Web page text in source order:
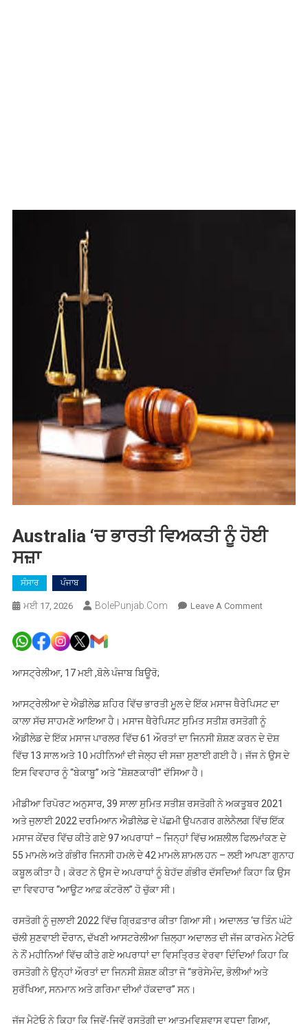
Australia ‘ਚ ਭਾਰਤੀ ਵਿਅਕਤੀ ਨੂੰ ਹੋਈ
ਸਜ਼ਾ
ਸੰਸਾਰ ਪੰਜਾਬ
ਮਈ 17, 2026 BolePunjab.com Leave A CommentOn
ਹੋਈ
ਸਜ਼ਾ
ਆਸਟ੍ਰੇਲੀਆ, 17 ਮਈ ,ਬੋਲੇ ਪੰਜਾਬ ਬਿਊਰੋ;
ਆਸਟ੍ਰੇਲੀਆ ਦੇ ਐਡੀਲੇਡ ਸ਼ਹਿਰ ਵਿੱਚ ਭਾਰਤੀ ਮੂਲ ਦੇ ਇੱਕ ਮਸਾਜ ਥੈਰੇਪਿਸਟ ਦਾ
ਕਾਲਾ ਸੱਚ ਸਾਹਮਣੇ ਆਇਆ ਹੈ। ਮਸਾਜ ਥੈਰੇਪਿਸਟ ਸੁਮਿਤ ਸਤੀਸ਼ ਰਸਤੋਗੀ ਨੂੰ
ਐਡੀਲੇਡ ਦੇ ਇੱਕ ਮਸਾਜ ਪਾਰਲਰ ਵਿੱਚ 61 ਔਰਤਾਂ ਦਾ ਜਿਨਸੀ ਸ਼ੋਸ਼ਣ ਕਰਨ ਦੇ ਦੋਸ਼
ਵਿੱਚ 13 ਸਾਲ ਅਤੇ 10 ਮਹੀਨਿਆਂ ਦੀ ਜੇਲ੍ਹ ਦੀ ਸਜ਼ਾ ਸੁਣਾਈ ਗਈ ਹੈ। ਜੱਜ ਨੇ ਉਸ ਦੇ
ਇਸ ਵਿਵਹਾਰ ਨੂੰ “ਬੇਕਾਬੂ” ਅਤੇ “ਸ਼ੋਸ਼ਣਕਾਰੀ” ਦੱਸਿਆ ਹੈ।
ਮੀਡੀਆ ਰਿਪੋਰਟ ਅਨੁਸਾਰ, 39 ਸਾਲਾ ਸੁਮਿਤ ਸਤੀਸ਼ ਰਸਤੋਗੀ ਨੇ ਅਕਤੂਬਰ 2021
ਅਤੇ ਜੁਲਾਈ 2022 ਦਰਮਿਆਨ ਐਡੀਲੇਡ ਦੇ ਪੱਛਮੀ ਉਪਨਗਰ ਗਲੇਨੈਲਗ ਵਿੱਚ ਇੱਕ
ਮਸਾਜ ਕੇਂਦਰ ਵਿੱਚ ਕੀਤੇ ਗਏ 97 ਅਪਰਾਧਾਂ – ਜਿਨ੍ਹਾਂ ਵਿੱਚ ਅਸ਼ਲੀਲ ਫਿਲਮਾਂਕਣ ਦੇ
55 ਮਾਮਲੇ ਅਤੇ ਗੰਭੀਰ ਜਿਨਸੀ ਹਮਲੇ ਦੇ 42 ਮਾਮਲੇ ਸ਼ਾਮਲ ਹਨ – ਲਈ ਆਪਣਾ ਗੁਨਾਹ
ਕਬੂਲ ਕੀਤਾ ਹੈ। ਕੋਰਟ ਨੇ ਉਸ ਦੇ ਅਪਰਾਧਾਂ ਨੂੰ ਬੇਹੱਦ ਗੰਭੀਰ ਦੱਸਦਿਆਂ ਕਿਹਾ ਕਿ ਉਸ
ਦਾ ਵਿਵਹਾਰ “ਆਊਟ ਆਫ਼ ਕੰਟਰੋਲ” ਹੋ ਚੁੱਕਾ ਸੀ।
ਰਸਤੋਗੀ ਨੂੰ ਜੁਲਾਈ 2022 ਵਿੱਚ ਗ੍ਰਿਫ਼ਤਾਰ ਕੀਤਾ ਗਿਆ ਸੀ। ਅਦਾਲਤ ‘ਚ ਤਿੰਨ ਘੰਟੇ
ਚੱਲੀ ਸੁਣਵਾਈ ਦੌਰਾਨ, ਦੱਖਣੀ ਆਸਟਰੇਲੀਆ ਜ਼ਿਲ੍ਹਾ ਅਦਾਲਤ ਦੀ ਜੱਜ ਕਾਰਮੇਨ ਮੈਟੇਓ
ਨੇ ਨੌਂ ਮਹੀਨਿਆਂ ਵਿੱਚ ਕੀਤੇ ਗਏ ਅਪਰਾਧਾਂ ਦਾ ਵਿਸਤ੍ਰਿਤ ਵੇਰਵਾ ਦਿੰਦਿਆਂ ਕਿਹਾ ਕਿ
ਰਸਤੋਗੀ ਨੇ ਉਨ੍ਹਾਂ ਔਰਤਾਂ ਦਾ ਜਿਨਸੀ ਸ਼ੋਸ਼ਣ ਕੀਤਾ ਜੋ “ਭਰੋਸੇਮੰਦ, ਭੋਲੀਆਂ ਅਤੇ
ਸੁਰੱਖਿਆ, ਸਨਮਾਨ ਅਤੇ ਗਰਿਮਾ ਦੀਆਂ ਹੱਕਦਾਰ” ਸਨ।
ਜੱਜ ਮੈਟੇਓ ਨੇ ਕਿਹਾ ਕਿ ਜਿਵੇਂ-ਜਿਵੇਂ ਰਸਤੋਗੀ ਦਾ ਆਤਮਵਿਸ਼ਵਾਸ ਵਧਦਾ ਗਿਆ,